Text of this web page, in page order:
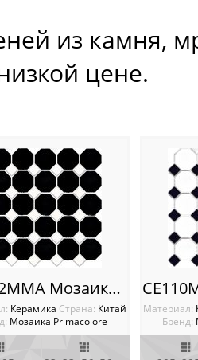
из камня,
цене.
CE 112MMA Мозаика Primacolore Распродажа!!!!
Керамика Cтрана: Китай
Мозаика Primacolore
Материал:
Бренд: